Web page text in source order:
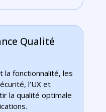
Qualité
la fonctionnalité, les
l’UX et
la qualité optimale